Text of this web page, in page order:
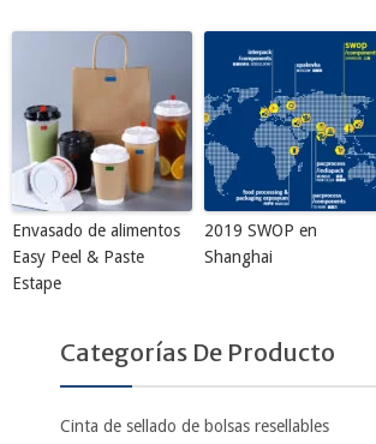
Envasado de alimentos
Easy Peel & Paste
Estape
2019 SWOP en
Shanghai
Categorías De Producto
Cinta de sellado de bolsas resellables